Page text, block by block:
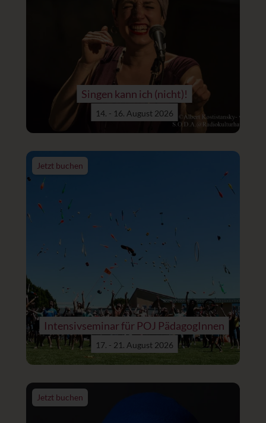
Singen kann ich (nicht)!
14. - 16. August 2026
Jetzt buchen
Intensivseminar für POJ PädagogInnen
17. - 21. August 2026
Jetzt buchen